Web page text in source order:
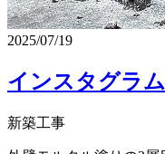
2025/07/19
インスタグラ
新築工事